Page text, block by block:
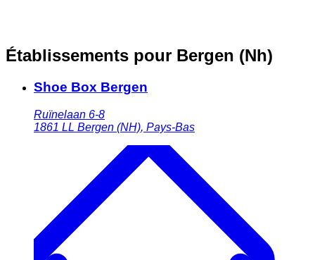
Établissements pour Bergen (Nh)
Shoe Box Bergen
Ruïnelaan 6-8
1861 LL Bergen (NH), Pays-Bas